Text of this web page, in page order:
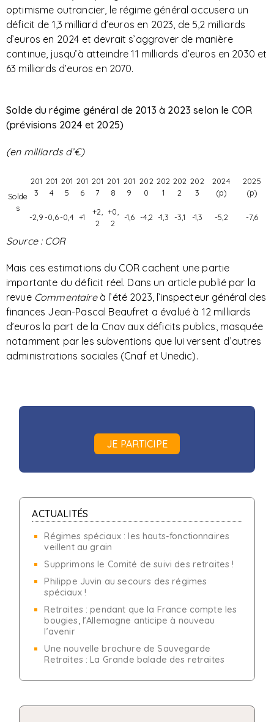
optimisme outrancier, le régime général accusera un
déficit de 1,3 milliard d’euros en 2023, de 5,2 milliards
d’euros en 2024 et devrait s’aggraver de manière
continue, jusqu’à atteindre 11 milliards d’euros en 2030 et
63 milliards d’euros en 2070.
Solde du régime général de 2013 à 2023 selon le COR
(prévisions 2024 et 2025)
(en milliards d’€)
Solde
s
201
3
201
4
201
5
201
6
201
7
201
8
201
9
202
0
202
1
202
2
202
3
2024
(p)
2025
(p)
-2,9-0,6-0,4 +1
+2,
2
+0,
2
-1,6 -4,2 -1,3 -3,1 -1,3 -5,2 -7,6
Source : COR
Mais ces estimations du COR cachent une partie
importante du déficit réel. Dans un article publié par la
revue Commentaireà l’été 2023, l’inspecteur général des
finances Jean-Pascal Beaufret a évalué à 12 milliards
d’euros la part de la Cnav aux déficits publics, masquée
notamment par les subventions que lui versent d’autres
administrations sociales (Cnaf et Unedic).
JE PARTICIPE
ACTUALITÉS
Régimes spéciaux : les hauts-fonctionnaires
veillent au grain
Supprimons le Comité de suivi des retraites !
Philippe Juvin au secours des régimes
spéciaux !
Retraites : pendant que la France compte les
bougies, l’Allemagne anticipe à nouveau
l’avenir
Une nouvelle brochure de Sauvegarde
Retraites : La Grande balade des retraites